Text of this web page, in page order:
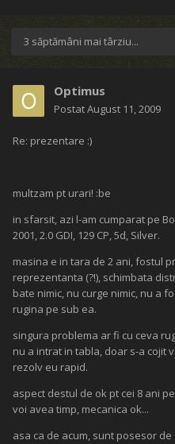
3 săptămâni mai târziu...
Optimus
PostatAugust 11, 2009
Re: prezentare :)
multzam pt urari! :be
in sfarsit, azi l-am cumparat pe
2001, 2.0 GDI, 129 CP, 5d, Silver.
masina e in tara de 2 ani, fostul
reprezentanta (?!), schimbata
bate nimic, nu curge nimic, nu a
rugina pe sub ea.
singura problema ar fi cu ceva
nu a intrat in tabla, doar s-a cojit
rezolv eu rapid.
aspect destul de ok pt cei 8 ani
voi avea timp, mecanica ok...
asa ca de acum, sunt posesor